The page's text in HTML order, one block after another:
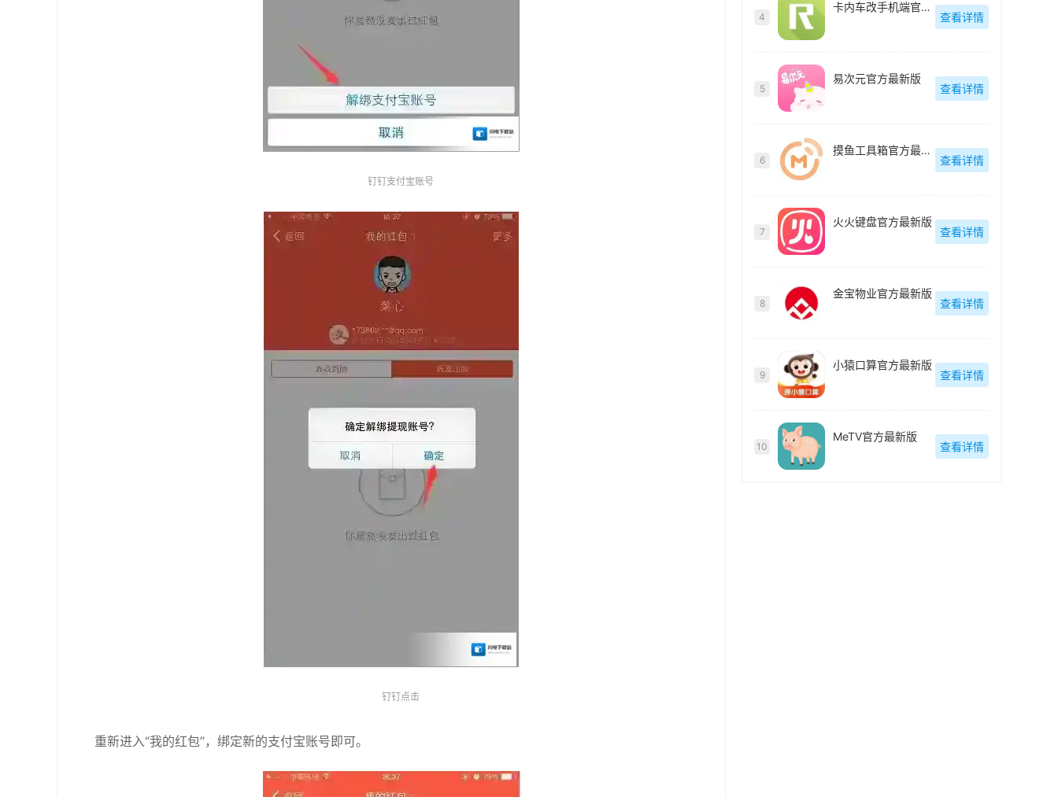
钉钉支付宝账号
钉钉点击
重新进入“我的红包”，绑定新的支付宝账号即可。
4
卡内车改手机端官方最新版
查看详情
5
易次元官方最新版
查看详情
6
摸鱼工具箱官方最新版
查看详情
7
火火键盘官方最新版
查看详情
8
金宝物业官方最新版
查看详情
9
小猿口算官方最新版
查看详情
10
MeTV官方最新版
查看详情